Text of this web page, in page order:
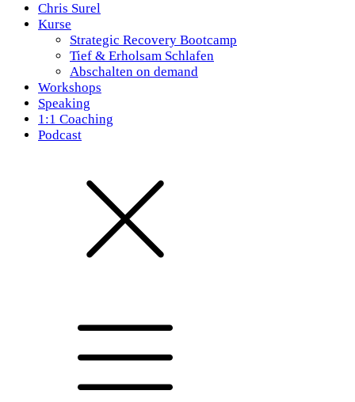
Chris Surel
Kurse
Strategic Recovery Bootcamp
Tief & Erholsam Schlafen
Abschalten on demand
Workshops
Speaking
1:1 Coaching
Podcast